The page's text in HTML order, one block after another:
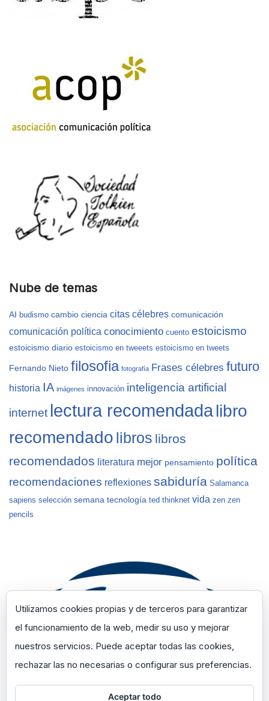
Nube de temas
AI budismo cambio ciencia citas célebres comunicación
comunicación política conocimiento cuento estoicismo
estoicismo diario estoicismo en tweeets estoicismo en tweets
Fernando Nieto filosofia fotografía Frases célebres futuro
historia IA imágenes innovación inteligencia artificial
internet lectura recomendada libro
recomendado libros libros
recomendados literatura mejor pensamiento política
recomendaciones reflexiones sabiduría Salamanca
sapiens selección semana tecnología ted thinknet vida zen zen
pencils
Utilizamos cookies propias y de terceros para garantizar
el funcionamiento de la web, medir su uso y mejorar
nuestros servicios. Puede aceptar todas las cookies,
rechazar las no necesarias o configurar sus preferencias.
Aceptar todo